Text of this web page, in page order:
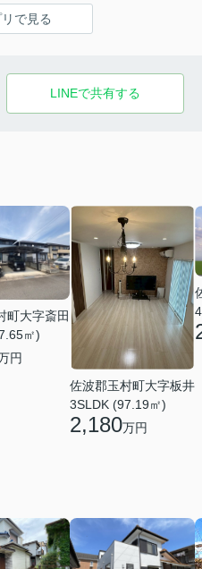
で見る
LINEで共有する
町大字斎田
㎡)
円
佐波郡玉村町大字板井
3SLDK (97.19㎡)
2,180万円